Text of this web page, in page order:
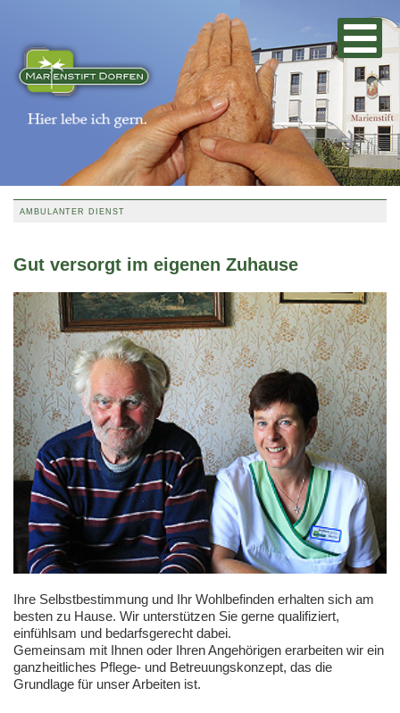
AMBULANTER DIENST
Gut versorgt im eigenen Zuhause
Ihre Selbstbestimmung und Ihr Wohlbefinden erhalten sich am
besten zu Hause. Wir unterstützen Sie gerne qualifiziert,
einfühlsam und bedarfsgerecht dabei.
Gemeinsam mit Ihnen oder Ihren Angehörigen erarbeiten wir ein
ganzheitliches Pflege- und Betreuungskonzept, das die
Grundlage für unser Arbeiten ist.